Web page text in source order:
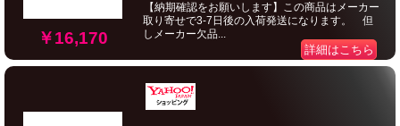
￥16,170
【納期確認をお願いします】この商品はメーカー
取り寄せで3-7日後の入荷発送になります。 但
しメーカー欠品...
詳細はこちら